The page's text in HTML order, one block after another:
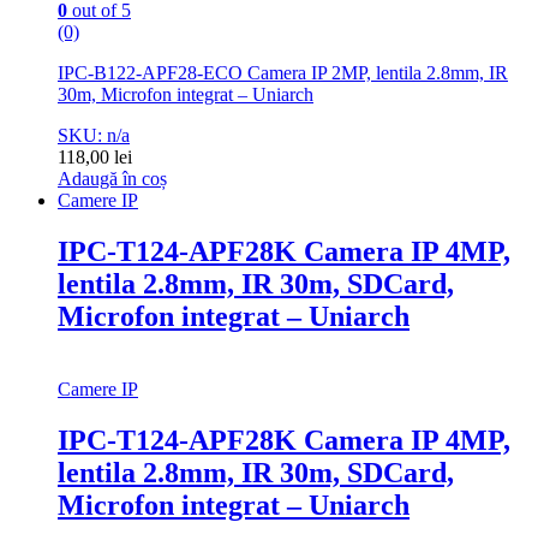
0 out of 5
(0)
IPC-B122-APF28-ECO Camera IP 2MP, lentila 2.8mm, IR
30m, Microfon integrat – Uniarch
SKU: n/a
118,00 lei
Adaugă în coș
Camere IP
IPC-T124-APF28K Camera IP 4MP,
lentila 2.8mm, IR 30m, SDCard,
Microfon integrat – Uniarch
Camere IP
IPC-T124-APF28K Camera IP 4MP,
lentila 2.8mm, IR 30m, SDCard,
Microfon integrat – Uniarch